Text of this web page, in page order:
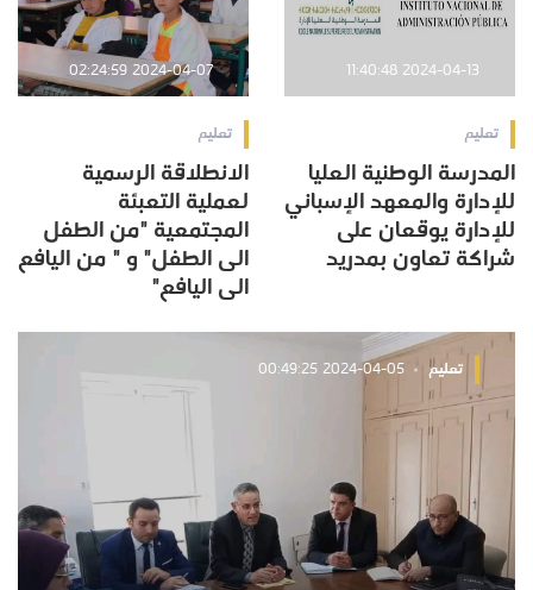
2024-04-13 11:40:48
تعليم
المدرسة الوطنية العليا
للإدارة والمعهد الإسباني
للإدارة يوقعان على
شراكة تعاون بمدريد
2024-04-07 02:24:59
تعليم
الانطلاقة الرسمية
لعملية التعبئة
المجتمعية "من الطفل
الى الطفل" و " من اليافع
الى اليافع"
تعليم 2024-04-05 00:49:25